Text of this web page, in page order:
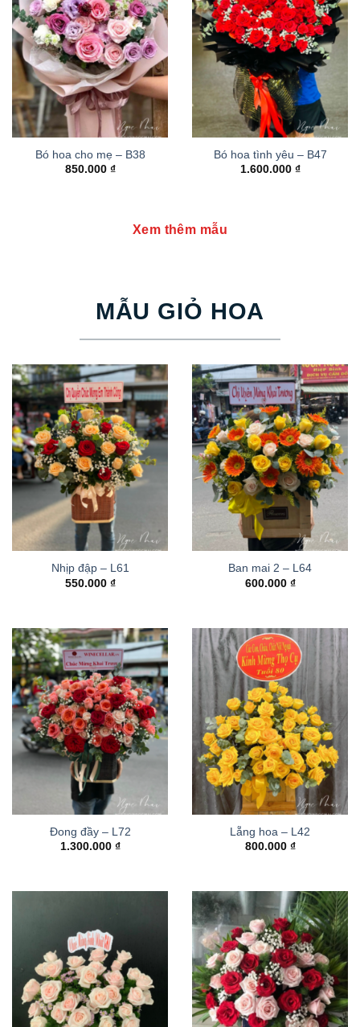
Bó hoa cho mẹ – B38
850.000 ₫
Bó hoa tình yêu – B47
1.600.000 ₫
Xem thêm mẫu
MẪU GIỎ HOA
Nhịp đập – L61
550.000 ₫
Ban mai 2 – L64
600.000 ₫
Đong đầy – L72
1.300.000 ₫
Lẵng hoa – L42
800.000 ₫